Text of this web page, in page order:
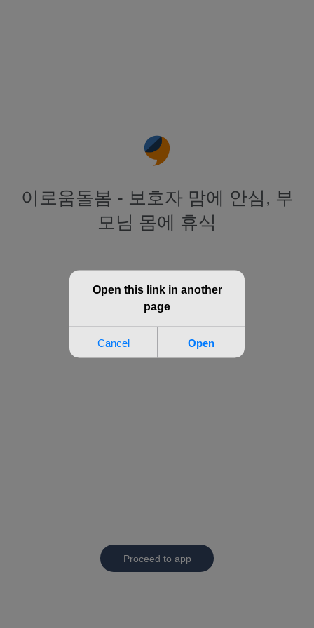
이로움돌봄 - 보호자 맘에 안심, 부
모님 몸에 휴식
Proceed to app